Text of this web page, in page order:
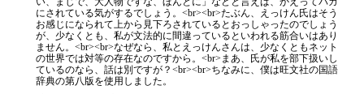
い、まじで、大人物ですな、ほんとに」などと言えば、かえってバカ
にされている気がするでしょう。<br><br>たぶん、えっけん氏はそう
お感じになられて上から見下ろされているとおっしゃったのでしょう
が、少なくとも、私が文法的に間違っているといわれる筋合いはあり
ません。<br><br>なぜなら、私とえっけんさんは、少なくともネット
の世界では対等の存在なのですから。<br>まあ、氏が私を部下扱いし
ているのなら、話は別ですが？<br><br>ちなみに、僕は旺文社の国語
辞典の第八版を使用しました。